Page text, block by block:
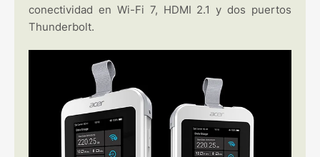
conectividad en Wi-Fi 7, HDMI 2.1 y dos puertos
Thunderbolt.